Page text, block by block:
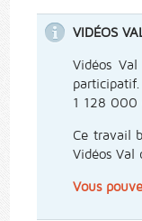
VIDÉOS
Vidéos
1 128 000
Ce travail
Vidéos Val
Vous